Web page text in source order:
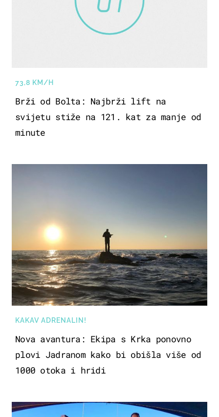
73,8 KM/H
Brži od Bolta: Najbrži lift na
svijetu stiže na 121. kat za manje od
minute
KAKAV ADRENALIN!
Nova avantura: Ekipa s Krka ponovno
plovi Jadranom kako bi obišla više od
1000 otoka i hridi